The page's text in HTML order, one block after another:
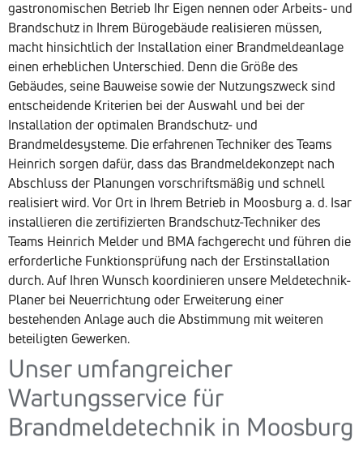
gastronomischen Betrieb Ihr Eigen nennen oder Arbeits- und
Brandschutz in Ihrem Bürogebäude realisieren müssen,
macht hinsichtlich der Installation einer Brandmeldeanlage
einen erheblichen Unterschied. Denn die Größe des
Gebäudes, seine Bauweise sowie der Nutzungszweck sind
entscheidende Kriterien bei der Auswahl und bei der
Installation der optimalen Brandschutz- und
Brandmeldesysteme. Die erfahrenen Techniker des Teams
Heinrich sorgen dafür, dass das Brandmeldekonzept nach
Abschluss der Planungen vorschriftsmäßig und schnell
realisiert wird. Vor Ort in Ihrem Betrieb in Moosburg a. d. Isar
installieren die zertifizierten Brandschutz-Techniker des
Teams Heinrich Melder und BMA fachgerecht und führen die
erforderliche Funktionsprüfung nach der Erstinstallation
durch. Auf Ihren Wunsch koordinieren unsere Meldetechnik-
Planer bei Neuerrichtung oder Erweiterung einer
bestehenden Anlage auch die Abstimmung mit weiteren
beteiligten Gewerken.
Unser umfangreicher
Wartungsservice für
Brandmeldetechnik in Moosburg